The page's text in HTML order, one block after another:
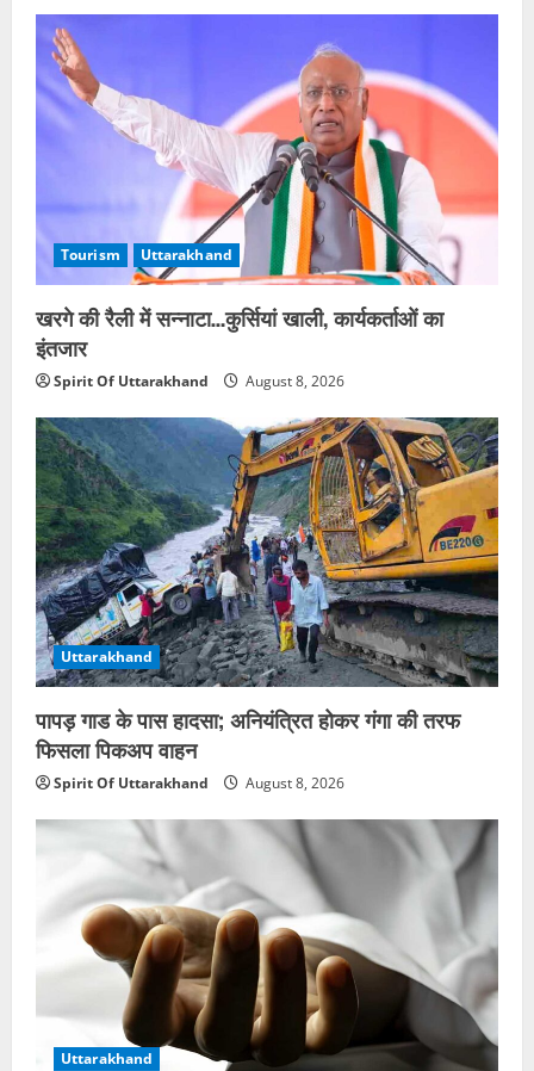
Tourism Uttarakhand
खरगे की रैली में सन्नाटा…कुर्सियां खाली, कार्यकर्ताओं का
इंतजार
Spirit Of Uttarakhand August 8, 2026
Uttarakhand
पापड़ गाड के पास हादसा; अनियंत्रित होकर गंगा की तरफ
फिसला पिकअप वाहन
Spirit Of Uttarakhand August 8, 2026
Uttarakhand